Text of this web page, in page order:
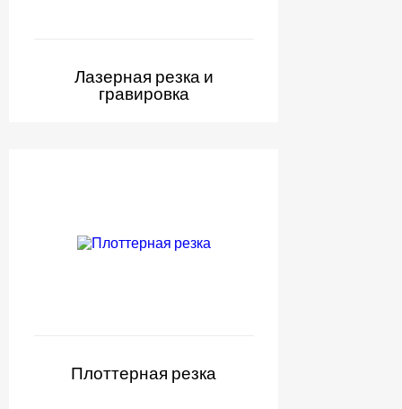
Лазерная резка и
гравировка
Плоттерная резка